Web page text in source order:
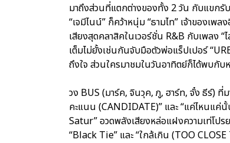
มาถึงส่วนที่แตกต่างของทั้ง 2 วัน กับแขก
“เจมีไนน์” ก็คว้าหนุ่ม “ธามไท” เจ้าของเ
เสียงสุดคลาสิคในเวอร์ชั่น R&B กับเพลง
เต็มไม่ยั้งเช่นกันจับมือตัวพ่อแร็ปเปอร์
ถึงใจ ส่วนใครมาชมในวันอาทิตย์ก็ได้พบกั
วง BUS (มาร์ค, จินวุค, ภู, ฮาร์ท, จั๋ง ธีร์) ที่
คะแนน (CANDIDATE)” และ “แค่ไหนแค่
Satur” อวดพลังเสียงหล่อแฝงความเท่โป
“Black Tie” และ “ใกล้เกิน (TOO